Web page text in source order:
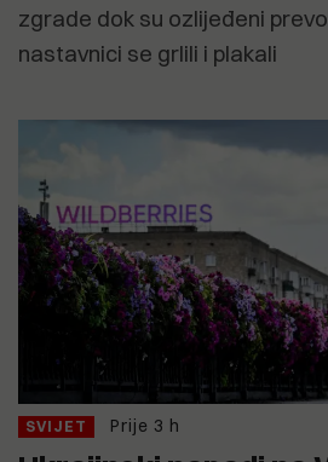
zgrade dok su ozlijeđeni
nastavnici se grlili i plakali
SVIJET Prije 3 h